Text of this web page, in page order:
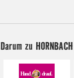
Darum zu HORNBACH